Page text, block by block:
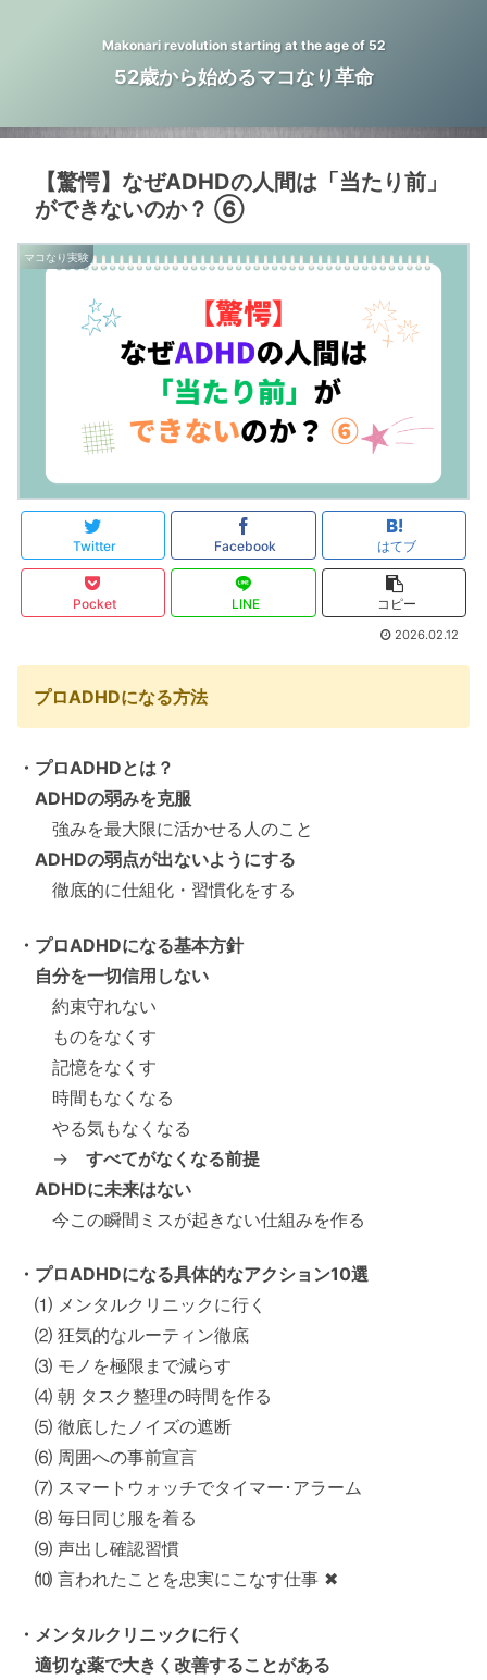
Makonari revolution starting at the age of 52
52歳から始めるマコなり革命
【驚愕】なぜADHDの人間は「当たり前」
ができないのか？ ⑥
マコなり実験
Twitter Facebook はてブ
Pocket LINE コピー
2026.02.12
プロADHDになる方法
・プロADHDとは？
ADHDの弱みを克服
強みを最大限に活かせる人のこと
ADHDの弱点が出ないようにする
徹底的に仕組化・習慣化をする
・プロADHDになる基本方針
自分を一切信用しない
約束守れない
ものをなくす
記憶をなくす
時間もなくなる
やる気もなくなる
→ すべてがなくなる前提
ADHDに未来はない
今この瞬間ミスが起きない仕組みを作る
・プロADHDになる具体的なアクション10選
⑴ メンタルクリニックに行く
⑵ 狂気的なルーティン徹底
⑶ モノを極限まで減らす
⑷ 朝 タスク整理の時間を作る
⑸ 徹底したノイズの遮断
⑹ 周囲への事前宣言
⑺ スマートウォッチでタイマー･アラーム
⑻ 毎日同じ服を着る
⑼ 声出し確認習慣
⑽ 言われたことを忠実にこなす仕事 ✖
・メンタルクリニックに行く
適切な薬で大きく改善することがある